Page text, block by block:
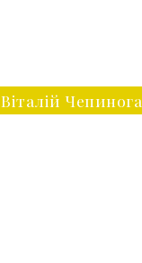
Віталій Чепинога